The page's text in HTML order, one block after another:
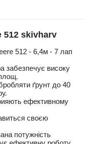
512 skivharv
512 - 6,4м - 7 лап
забезпечує високу
ґрунт до 40
ефективному
своєю
потужність